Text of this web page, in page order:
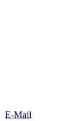
E-Mail